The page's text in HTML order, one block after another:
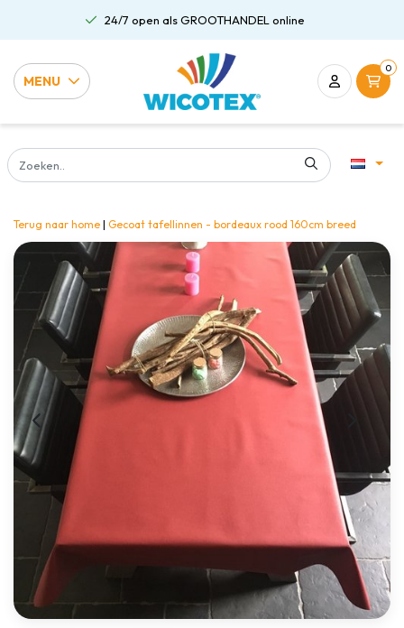
24/7 open als GROOTHANDEL online
MENU
0
Terug naar home | Gecoat tafellinnen - bordeaux rood 160cm breed